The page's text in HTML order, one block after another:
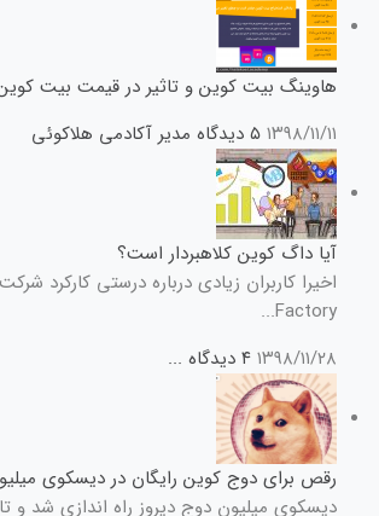
هاوینگ بیت کوین و تاثیر در قیمت بیت
۱۳۹۸/۱۱/۱۱ ۵ دیدگاه مدیر آکادمی هلاکوئی
آیا داگ کوین کلاهبردار است؟
Factory...
۱۳۹۸/۱۱/۲۸ ۴ دیدگاه ...
رقص برای دوج کوین رایگان در دیسکوی
دیسکوی میلیون دوج دیروز راه اندازی شد و